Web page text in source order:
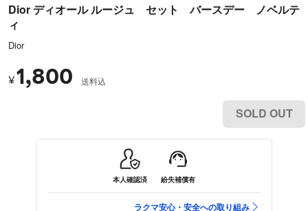
Dior ディオール ルージュ セット バースデー ノベルテ
ィ
Dior
¥1,800 送料込
SOLD OUT
本人確認済 紛失補償有
ラクマ安心・安全への取り組み